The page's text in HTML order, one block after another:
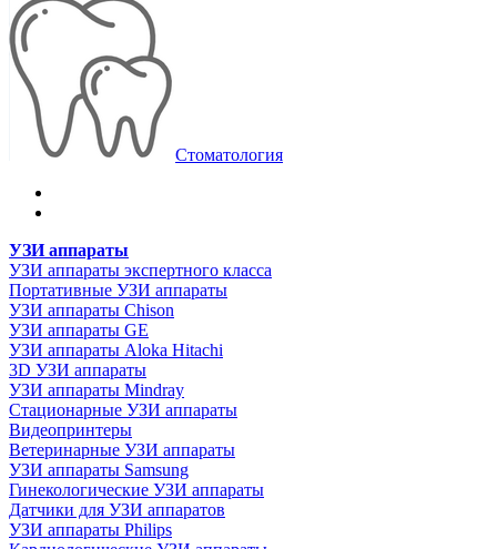
Стоматология
УЗИ аппараты
УЗИ аппараты экспертного класса
Портативные УЗИ аппараты
УЗИ аппараты Chison
УЗИ аппараты GE
УЗИ аппараты Aloka Hitachi
3D УЗИ аппараты
УЗИ аппараты Mindray
Стационарные УЗИ аппараты
Видеопринтеры
Ветеринарные УЗИ аппараты
УЗИ аппараты Samsung
Гинекологические УЗИ аппараты
Датчики для УЗИ аппаратов
УЗИ аппараты Philips